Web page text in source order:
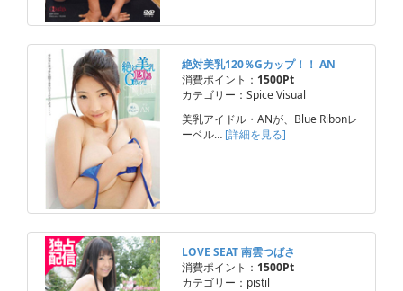
絶対美乳120％Gカップ！！ AN
消費ポイント： 1500Pt
カテゴリー：Spice Visual
美乳アイドル・ANが、Blue Ribonレ
ーベル… [詳細を見る]
LOVE SEAT 南雲つばさ
消費ポイント： 1500Pt
カテゴリー：pistil